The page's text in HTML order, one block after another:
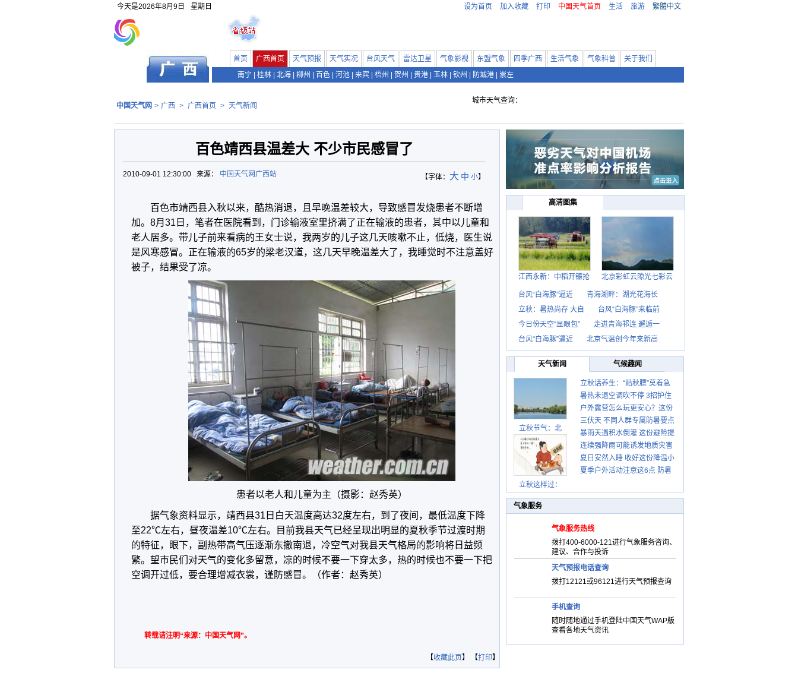
今天是2026年8月9日 星期日 设为首页 加入收藏 打印 中国天气首页 生活 旅游 繁體中文
首页 广西首页 天气预报 天气实况 台风天气 雷达卫星 气象影视 东盟气象 四季广西 生活气象 气象科普
关于我们
南宁
桂林 北海 柳州 百色 河池 来宾 梧州 贺州 贵港 玉林 钦州 防城港 崇左
中国天气网 > 广西 > 广西首页 > 天气新闻
城市天气查询：
百色靖西县温差大 不少市民感冒了
【字体： 大 中 小】
2010-09-01 12:30:00 来源： 中国天气网广西站
百色市靖西县入秋以来，酷热消退，且早晚温差较大，导致感冒发烧患者不断增
加。8月31日，笔者在医院看到，门诊输液室里挤满了正在输液的患者，其中以儿童和
老人居多。带儿子前来看病的王女士说，我两岁的儿子这几天咳嗽不止，低烧，医生说
是风寒感冒。正在输液的65岁的梁老汉道，这几天早晚温差大了，我睡觉时不注意盖好
被子，结果受了凉。
患者以老人和儿童为主（摄影：赵秀英）
据气象资料显示，靖西县31日白天温度高达32度左右，到了夜间，最低温度下降
至22℃左右，昼夜温差10℃左右。目前我县天气已经呈现出明显的夏秋季节过渡时期
的特征，眼下，副热带高气压逐渐东撤南退，冷空气对我县天气格局的影响将日益频
繁。望市民们对天气的变化多留意，凉的时候不要一下穿太多，热的时候也不要一下把
空调开过低，要合理增减衣裳，谨防感冒。（作者：赵秀英）
转载请注明“来源：中国天气网”。
【收藏此页】 【打印】
高清图集
江西永新：中稻开镰抢 北京彩虹云隙光七彩云
台风“白海豚”逼近
青海湖畔：湖光花海长
立秋：暑热尚存 大自
台风“白海豚”来临前
今日份天空“显眼包”
走进青海祁连 邂逅一
台风“白海豚”逼近
北京气温创今年来新高
天气新闻 气候趣闻
立秋节气：北
立秋这样过：
立秋话养生：“贴秋膘”莫着急
先清暑再防燥
暑热未退空调吹不停 3招护住
肩颈不酸痛
户外露营怎么玩更安心？这份
攻略请收好
三伏天 不同人群专属防暑要点
请收好
暴雨天遇积水倒灌 这份避险提
示请收好
连续强降雨可能诱发地质灾害
这些前兆要知道
夏日安然入睡 收好这份降温小
贴士
夏季户外活动注意这6点 防暑
气象服务
气象服务热线
拨打400-6000-121进行气象服务咨询、
建议、合作与投诉
天气预报电话查询
拨打12121或96121进行天气预报查询
手机查询
随时随地通过手机登陆中国天气WAP版
查看各地天气资讯